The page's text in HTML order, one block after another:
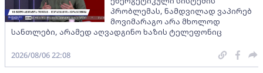
პრობლემას, ნამდვილად ვაპირებ
მოვიმარაგო არა მხოლოდ
სანთლები, არამედ აღვადგინო ხაზის ტელეფონიც
2026/08/06 22:08